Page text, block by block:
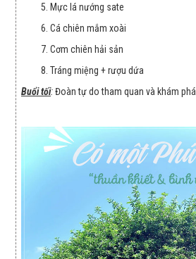
5. Mực lá nướng sate
6. Cá chiên mắm xoài
7. Cơm chiên hải sản
8. Tráng miệng + rượu dứa
Buổi tối:Đoàn tự do tham quan và khám phá